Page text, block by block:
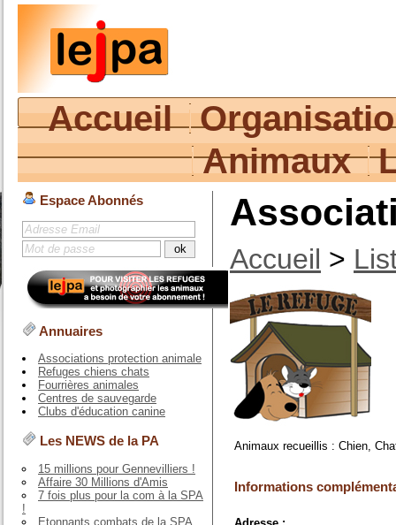
Accueil
Animaux
Espace Abonnés
Annuaires
Associations protection animale
Refuges chiens chats
Fourrières animales
Centres de sauvegarde
Clubs d'éducation canine
Les NEWS de la PA
15 millions pour Gennevilliers !
Affaire 30 Millions d'Amis
7 fois plus pour la com à la SPA
!
Etonnants combats de la SPA
Accueil >
Animaux recueillis : Chien,
Informations